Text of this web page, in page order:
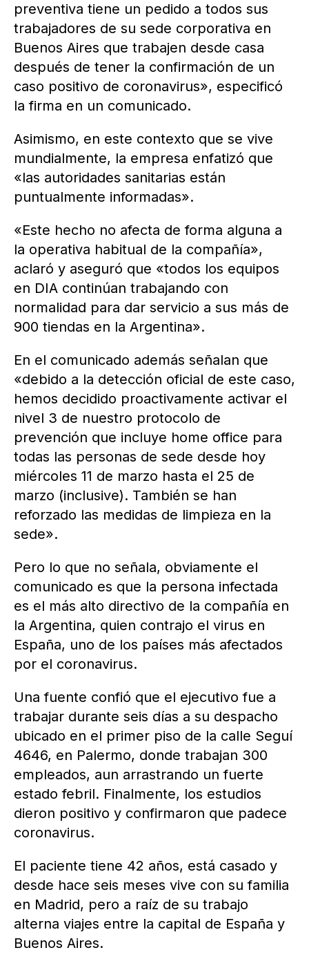
preventiva tiene un pedido a todos sus
trabajadores de su sede corporativa en
Buenos Aires que trabajen desde casa
después de tener la confirmación de un
caso positivo de coronavirus», especificó
la firma en un comunicado.
Asimismo, en este contexto que se vive
mundialmente, la empresa enfatizó que
«las autoridades sanitarias están
puntualmente informadas».
«Este hecho no afecta de forma alguna a
la operativa habitual de la compañía»,
aclaró y aseguró que «todos los equipos
en DIA continúan trabajando con
normalidad para dar servicio a sus más de
900 tiendas en la Argentina».
En el comunicado además señalan que
«debido a la detección oficial de este caso,
hemos decidido proactivamente activar el
nivel 3 de nuestro protocolo de
prevención que incluye home office para
todas las personas de sede desde hoy
miércoles 11 de marzo hasta el 25 de
marzo (inclusive). También se han
reforzado las medidas de limpieza en la
sede».
Pero lo que no señala, obviamente el
comunicado es que la persona infectada
es el más alto directivo de la compañía en
la Argentina, quien contrajo el virus en
España, uno de los países más afectados
por el coronavirus.
Una fuente confió que el ejecutivo fue a
trabajar durante seis días a su despacho
ubicado en el primer piso de la calle Seguí
4646, en Palermo, donde trabajan 300
empleados, aun arrastrando un fuerte
estado febril. Finalmente, los estudios
dieron positivo y confirmaron que padece
coronavirus.
El paciente tiene 42 años, está casado y
desde hace seis meses vive con su familia
en Madrid, pero a raíz de su trabajo
alterna viajes entre la capital de España y
Buenos Aires.